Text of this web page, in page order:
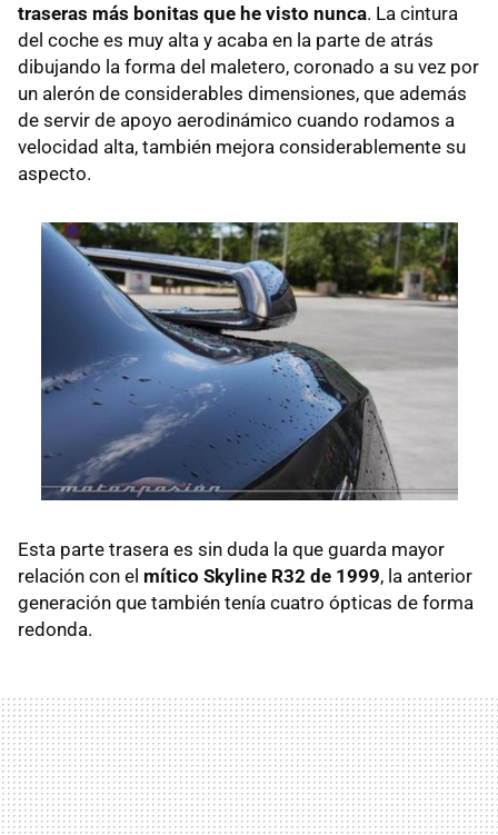
traseras más bonitas que he visto nunca. La cintura
del coche es muy alta y acaba en la parte de atrás
dibujando la forma del maletero, coronado a su vez por
un alerón de considerables dimensiones, que además
de servir de apoyo aerodinámico cuando rodamos a
velocidad alta, también mejora considerablemente su
aspecto.
Esta parte trasera es sin duda la que guarda mayor
relación con el mítico Skyline R32 de 1999, la anterior
generación que también tenía cuatro ópticas de forma
redonda.